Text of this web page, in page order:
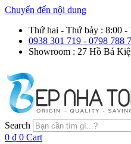
Chuyển đến nội dung
Thứ hai - Thứ bảy : 8:00 -
0938 301 719 - 0798 788
Showroom : 27 Hồ Bá
Search
0 ₫ 0 Cart